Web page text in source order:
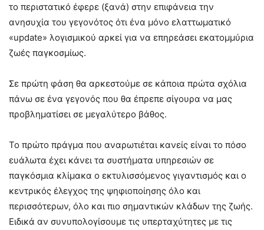
το περιστατικό έφερε (ξανά) στην επιφάνεια την
ανησυχία του γεγονότος ότι ένα μόνο ελαττωματικό
«update» λογισμικού αρκεί για να επηρεάσει εκατομμύρια
ζωές παγκοσμίως.
Σε πρώτη φάση θα αρκεστούμε σε κάποια πρώτα σχόλια
πάνω σε ένα γεγονός που θα έπρεπε σίγουρα να μας
προβληματίσει σε μεγαλύτερο βάθος.
Το πρώτο πράγμα που αναρωτιέται κανείς είναι το πόσο
ευάλωτα έχει κάνει τα συστήματα υπηρεσιών σε
παγκόσμια κλίμακα ο εκτυλισσόμενος γιγαντισμός και ο
κεντρικός έλεγχος της ψηφιοποίησης όλο και
περισσότερων, όλο και πιο σημαντικών κλάδων της ζωής.
Ειδικά αν συνυπολογίσουμε τις υπερταχύτητες με τις